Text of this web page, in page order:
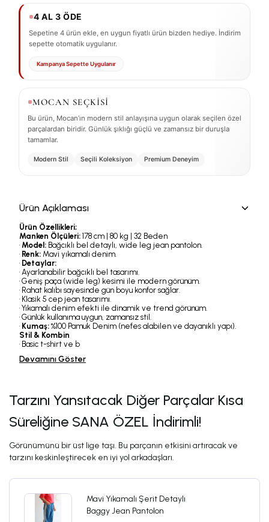
4 AL 3 ÖDE
Sepetine 4 ürün ekle, en uygun fiyatlı ürün bizden hediye. İndirim
sepette otomatik uygulanır.
Kampanya Sepette Uygulanır
MOCAN SEÇKİSİ
Bu ürün, Mocan’ın modern stil anlayışına uygun olarak seçilen özel
parçalardan biridir. Günlük şıklığı güçlü ve zamansız bir duruşla
tamamlar.
Modern Stil Seçili Koleksiyon Premium Deneyim
Ürün Açıklaması
Ürün Özellikleri;
Manken Ölçüleri: 178 cm | 80 kg | 32 Beden
• Model: Bağcıklı bel detaylı, wide leg jean pantolon.
• Renk: Mavi yıkamalı denim.
• Detaylar:
• Ayarlanabilir bağcıklı bel tasarımı.
• Geniş paça (wide leg) kesimi ile modern görünüm.
• Rahat kalıbı sayesinde gün boyu konfor sağlar.
• Klasik 5 cep jean tasarımı.
• Yıkamalı denim efekti ile dinamik ve trend görünüm.
• Günlük kullanıma uygun, zamansız stil.
• Kumaş: %100 Pamuk Denim (nefes alabilen ve dayanıklı yapı).
Stil & Kombin
• Basic t-shirt ve b
Devamını Göster
Tarzını Yansıtacak Diğer Parçalar Kısa
Süreliğine SANA ÖZEL İndirimli!
Görünümünü bir üst lige taşı. Bu parçanın etkisini artıracak ve
tarzını keskinleştirecek en iyi yol arkadaşları.
Mavi Yıkamalı Şerit Detaylı
Baggy Jean Pantolon